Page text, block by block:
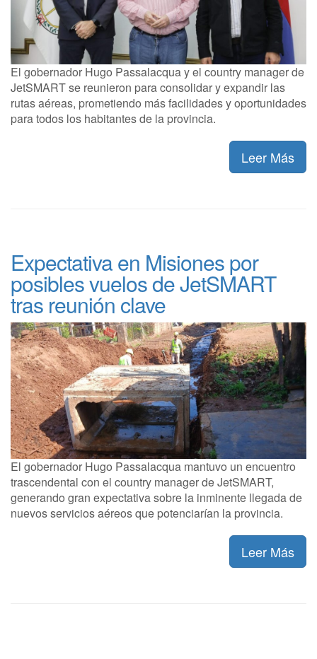
El gobernador Hugo Passalacqua y el country manager de
JetSMART se reunieron para consolidar y expandir las
rutas aéreas, prometiendo más facilidades y oportunidades
para todos los habitantes de la provincia.
Leer Más
Expectativa en Misiones por
posibles vuelos de JetSMART
tras reunión clave
El gobernador Hugo Passalacqua mantuvo un encuentro
trascendental con el country manager de JetSMART,
generando gran expectativa sobre la inminente llegada de
nuevos servicios aéreos que potenciarían la provincia.
Leer Más